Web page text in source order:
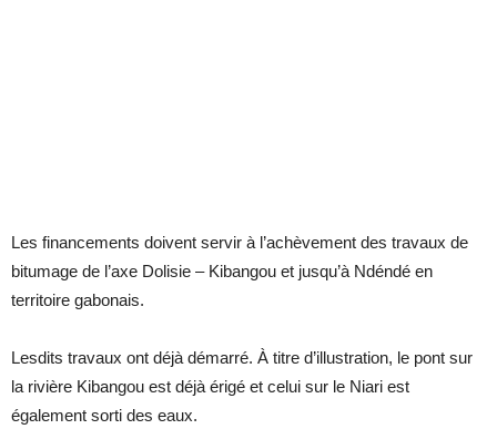
Les financements doivent servir à l’achèvement des travaux de
bitumage de l’axe Dolisie – Kibangou et jusqu’à Ndéndé en
territoire gabonais.
Lesdits travaux ont déjà démarré. À titre d’illustration, le pont sur
la rivière Kibangou est déjà érigé et celui sur le Niari est
également sorti des eaux.